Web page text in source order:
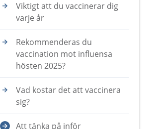
Viktigt att du vaccinerar dig
varje år
Rekommenderas du
vaccination mot influensa
hösten 2025?
Vad kostar det att vaccinera
sig?
Att tänka på inför